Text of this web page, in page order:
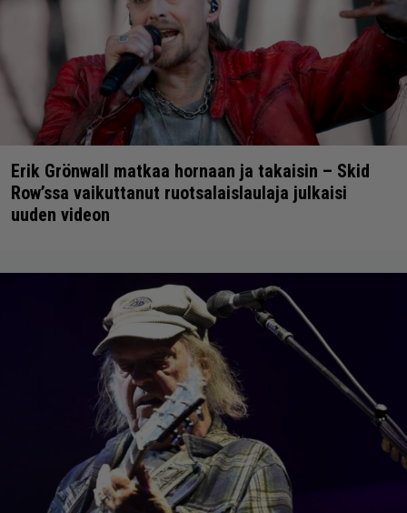
Erik Grönwall matkaa hornaan ja takaisin – Skid
Row’ssa vaikuttanut ruotsalaislaulaja julkaisi
uuden videon